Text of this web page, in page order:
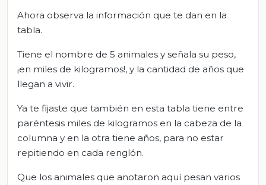
Ahora observa la información que te dan en la
tabla.
Tiene el nombre de 5 animales y señala su peso,
¡en miles de kilogramos!, y la cantidad de años que
llegan a vivir.
Ya te fijaste que también en esta tabla tiene entre
paréntesis miles de kilogramos en la cabeza de la
columna y en la otra tiene años, para no estar
repitiendo en cada renglón.
Que los animales que anotaron aquí pesan varios